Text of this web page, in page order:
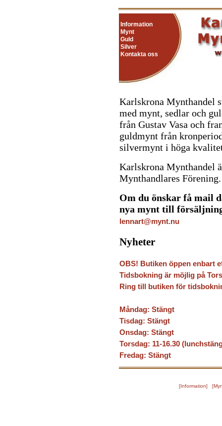
Information
Mynt
Guld
Silver
Kontakta oss
Karlskrona Mynthandel
med mynt, sedlar och
från Gustav Vasa och
guldmynt från
silvermynt i höga
Karlskrona Mynthandel
Mynthandlares
Om du önskar få mail
nya mynt till
lennart@mynt.nu
Nyheter
OBS! Butiken öppen enbart
Tidsbokning är möjlig på
Ring till butiken för
Måndag: Stängt
Tisdag: Stängt
Onsdag: Stängt
Torsdag: 11-16.30
Fredag: Stängt
[Information] [